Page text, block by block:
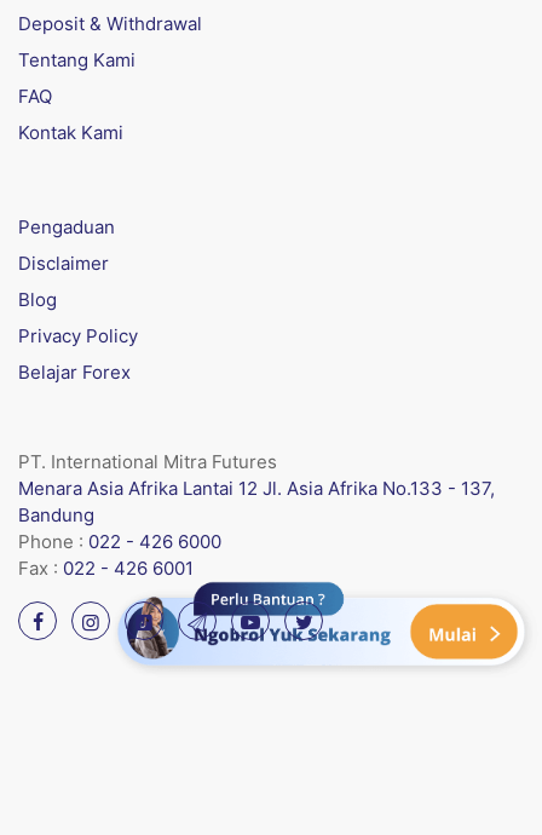
Deposit & Withdrawal
Tentang Kami
FAQ
Kontak Kami
Pengaduan
Disclaimer
Blog
Privacy Policy
Belajar Forex
PT. International Mitra Futures
Menara Asia Afrika Lantai 12 Jl. Asia Afrika No.133 - 137,
Bandung
Phone : 022 - 426 6000
Fax : 022 - 426 6001